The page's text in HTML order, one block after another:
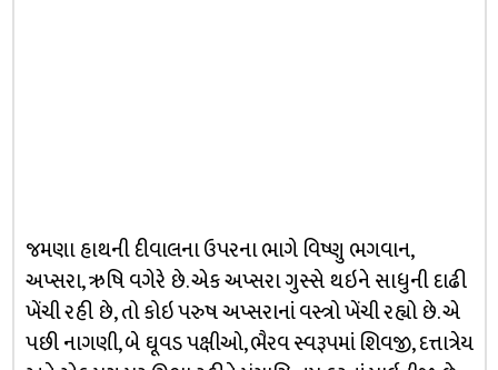
જમણા હાથની દીવાલના ઉપરના ભાગે વિષ્ણુ ભગવાન,
અપ્સરા, ઋષિ વગેરે છે. એક અપ્સરા ગુસ્સે થઇને સાધુની દાઢી
ખેંચી રહી છે, તો કોઇ પરુષ અપ્સરાનાં વસ્ત્રો ખેંચી રહ્યો છે. એ
પછી નાગણી, બે ઘૂવડ પક્ષીઓ, ભૈરવ સ્વરૂપમાં શિવજી, દત્તાત્રેય